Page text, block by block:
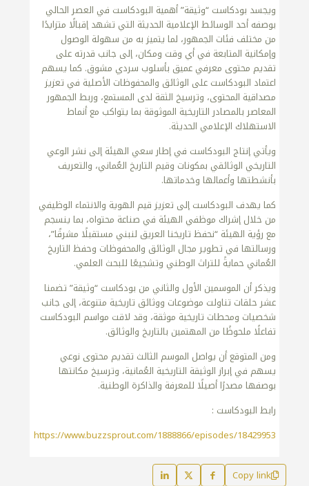
ويجسد بودكاست “وثيقة” أهمية البودكاست في العصر الحالي
بوصفه أحد الوسائط الإعلامية الحديثة التي تشهد إقبالًا متزايدًا
من مختلف فئات الجمهور، لما يتميز به من سهولة الوصول
وإمكانية المتابعة في أي وقت ومكان، إلى جانب قدرته على
تقديم محتوى معرفي عميق بأسلوب سردي مشوق. كما يسهم
اعتماد البودكاست على الوثائق والمحفوظات الأصلية في تعزيز
مصداقية المحتوى، وترسيخ الثقة لدى المستمع، وربط الجمهور
المعاصر بالمصادر التاريخية الموثوقة بما يتواكب مع أنماط
الاستهلاك الإعلامي الحديثة.
ويأتي إنتاج البودكاست في إطار سعي الهيئة إلى نشر الوعي
التاريخي الوثائقي بمكونات وقيم التاريخ العُماني، والتعريف
بأنشطتها وأعمالها وخدماتها.
كما يهدف البودكاست إلى تعزيز قيم الهوية والانتماء الوظيفي
من خلال إشراك موظفي الهيئة في صناعة محتواه، بما ينسجم
مع رؤية الهيئة “نحفظ تاريخنا العريق لنبني مستقبلًا مشرقًا”،
ورسالتها في تطوير مجال الوثائق والمحفوظات وحفظ التاريخ
العُماني حمايةً للتراث الوطني وتشجيعًا للبحث العلمي.
ويذكر أن الموسمين الأول والثاني من بودكاست “وثيقة” تضمنا
عشر حلقات تناولت موضوعات ووثائق تاريخية متنوعة، إلى جانب
شخصيات ومحطات تاريخية موثقة، وقد لاقت مواسم البودكاست
تفاعلًا ملحوظًا من المهتمين بالتاريخ والوثائق.
ومن المتوقع أن يواصل الموسم الثالث تقديم محتوى نوعي
يسهم في إبراز الوثيقة التاريخية العُمانية، وترسيخ مكانتها
بوصفها مصدرًا أصيلًا للمعرفة والذاكرة الوطنية.
رابط البودكاست :
https://www.buzzsprout.com/1888866/episodes/18429953
Copy link